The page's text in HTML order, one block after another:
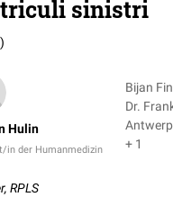
sinistri
)
Hulin
in der Humanmedizin
Bijan
Dr.
+ 1
RPLS